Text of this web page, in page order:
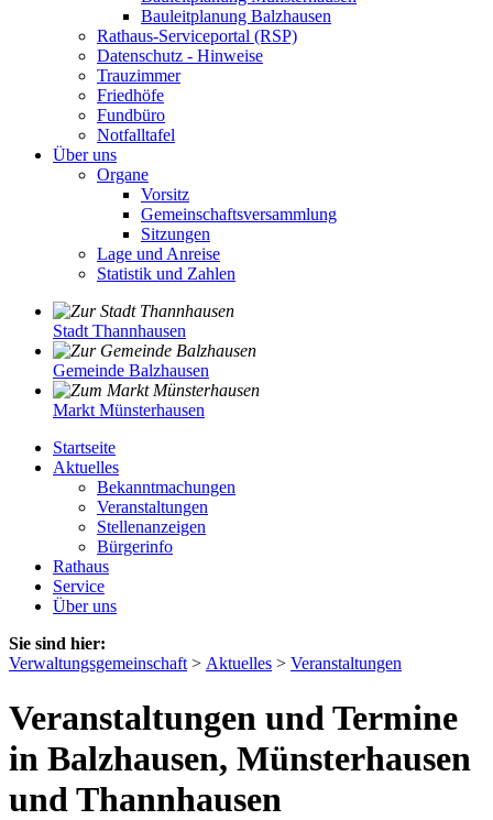
Bauleitplanung Balzhausen
Rathaus-Serviceportal (RSP)
Datenschutz - Hinweise
Trauzimmer
Friedhöfe
Fundbüro
Notfalltafel
Über uns
Organe
Vorsitz
Gemeinschaftsversammlung
Sitzungen
Lage und Anreise
Statistik und Zahlen
Stadt Thannhausen
Gemeinde Balzhausen
Markt Münsterhausen
Startseite
Aktuelles
Bekanntmachungen
Veranstaltungen
Stellenanzeigen
Bürgerinfo
Rathaus
Service
Über uns
Sie sind hier:
Verwaltungsgemeinschaft > Aktuelles > Veranstaltungen
Veranstaltungen und Termine
in Balzhausen, Münsterhausen
und Thannhausen